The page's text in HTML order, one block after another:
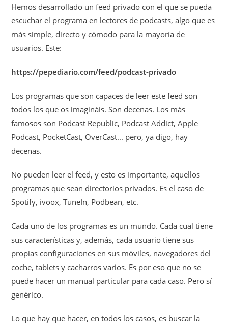
Hemos desarrollado un feed privado con el que se pueda
escuchar el programa en lectores de podcasts, algo que es
más simple, directo y cómodo para la mayoría de
usuarios. Este:
https://pepediario.com/feed/podcast-privado
Los programas que son capaces de leer este feed son
todos los que os imagináis. Son decenas. Los más
famosos son Podcast Republic, Podcast Addict, Apple
Podcast, PocketCast, OverCast... pero, ya digo, hay
decenas.
No pueden leer el feed, y esto es importante, aquellos
programas que sean directorios privados. Es el caso de
Spotify, ivoox, TuneIn, Podbean, etc.
Cada uno de los programas es un mundo. Cada cual tiene
sus características y, además, cada usuario tiene sus
propias configuraciones en sus móviles, navegadores del
coche, tablets y cacharros varios. Es por eso que no se
puede hacer un manual particular para cada caso. Pero sí
genérico.
Lo que hay que hacer, en todos los casos, es buscar la